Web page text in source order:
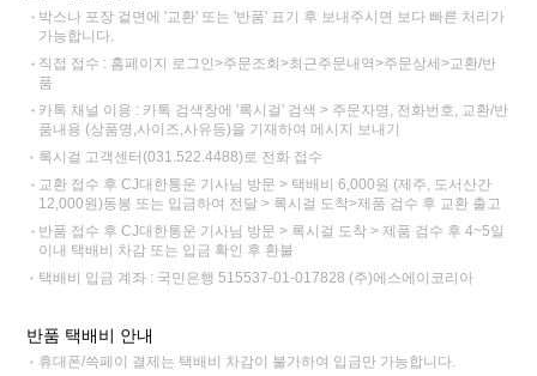
박스나 포장 겉면에 '교환' 또는 '반품' 표기 후 보내주시면 보다 빠른 처리가
가능합니다.
직접 접수 : 홈페이지 로그인>주문조회>최근주문내역>주문상세>교환/반
품
카톡 채널 이용 : 카톡 검색창에 '록시걸' 검색 > 주문자명, 전화번호, 교환/반
품내용 (상품명,사이즈,사유등)을 기재하여 메시지 보내기
록시걸 고객센터(031.522.4488)로 전화 접수
교환 접수 후 CJ대한통운 기사님 방문 > 택배비 6,000원 (제주, 도서산간
12,000원)동봉 또는 입금하여 전달 > 록시걸 도착>제품 검수 후 교환 출고
반품 접수 후 CJ대한통운 기사님 방문 > 록시걸 도착 > 제품 검수 후 4~5일
이내 택배비 차감 또는 입금 확인 후 환불
택배비 입금 계좌 : 국민은행 515537-01-017828 (주)에스에이코리아
반품 택배비 안내
휴대폰/쓱페이 결제는 택배비 차감이 불가하여 입금만 가능합니다.